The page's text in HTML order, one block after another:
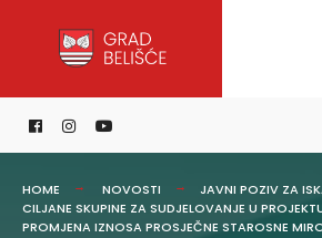
content
HOME NOVOSTI
JAVNI POZIV ZA
CILJANE SKUPINE ZA SUDJELOVANJE U
PROMJENA IZNOSA PROSJEČNE STAROSNE
for: